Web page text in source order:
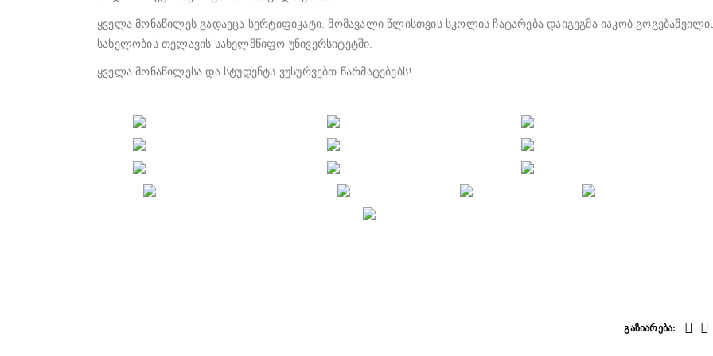
ყველა მონაწილეს გადაეცა სერტიფიკატი. მომავალი წლისთვის სკოლის ჩატარება დაიგეგმა იაკობ
სახელობის თელავის სახელმწიფო უნივერსიტეტში.
ყველა მონაწილესა და სტუდენტს ვუსურვებთ წარმატებებს!
ᲒᲐᲖᲘᲐᲠᲔᲑᲐ: